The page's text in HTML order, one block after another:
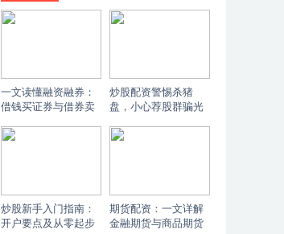
一文读懂融资融券：
借钱买证券与借券卖
炒股配资警惕杀猪
盘，小心荐股群骗光
炒股新手入门指南：
开户要点及从零起步
期货配资：一文详解
金融期货与商品期货